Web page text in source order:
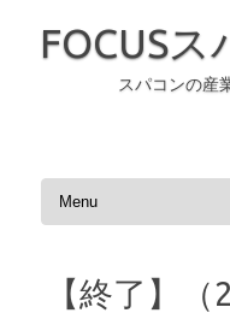
FOCUS
スパコンの産
コンテンツへスキップ
【終了】